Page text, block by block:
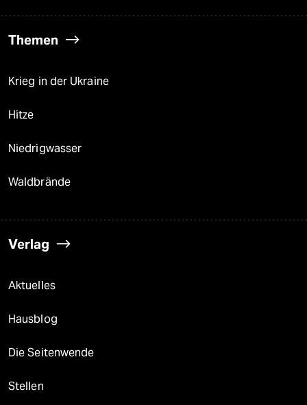
Themen
Krieg in der Ukraine
Hitze
Niedrigwasser
Waldbrände
Verlag
Aktuelles
Hausblog
Die Seitenwende
Stellen